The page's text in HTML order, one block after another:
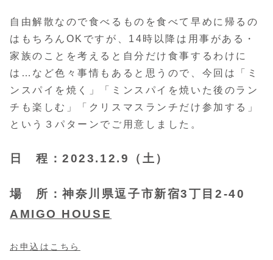
自由解散なので食べるものを食べて早めに帰るの
はもちろんOKですが、14時以降は用事がある・
家族のことを考えると自分だけ食事するわけに
は…など色々事情もあると思うので、今回は「ミ
ンスパイを焼く」「ミンスパイを焼いた後のラン
チも楽しむ」「クリスマスランチだけ参加する」
という３パターンでご用意しました。
日 程：2023.12.9（土）
場 所：神奈川県逗子市新宿3丁目2-40
AMIGO HOUSE
お申込はこちら